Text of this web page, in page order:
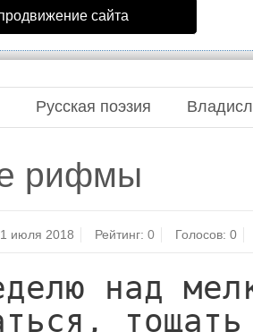
сайта
Русская поэзия
рифмы
1 июля 2018 Рейтинг:0 Голосов: 0
над